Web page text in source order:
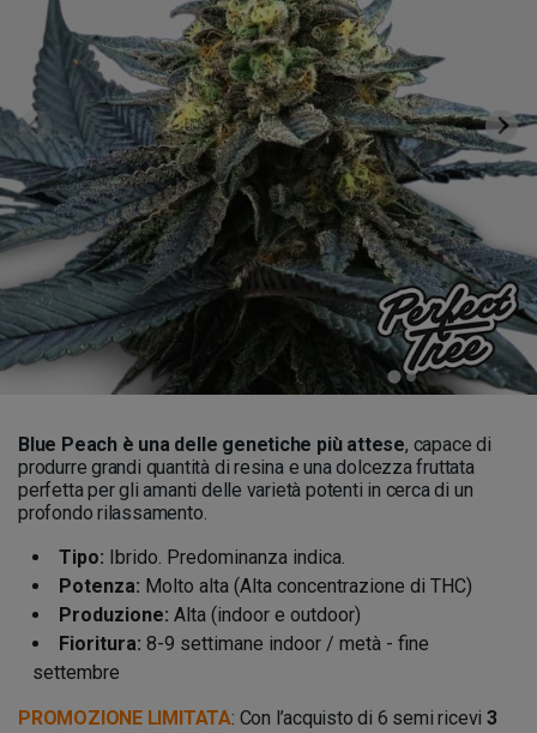
Blue Peach è una delle genetiche più attese, capace di
produrre grandi quantità di resina e una dolcezza fruttata
perfetta per gli amanti delle varietà potenti in cerca di un
profondo rilassamento.
Tipo: Ibrido. Predominanza indica.
Potenza: Molto alta (Alta concentrazione di THC)
Produzione: Alta (indoor e outdoor)
Fioritura: 8-9 settimane indoor / metà - fine
settembre
PROMOZIONE LIMITATA: Con l’acquisto di 6 semi ricevi 3